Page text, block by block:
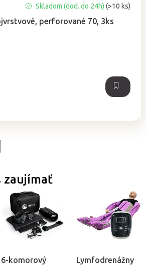
perforované 70, 3ks
Skladom (dod. do 24h)(>10 ks)
zaujímať
6-komorový
Lymfodrenážny